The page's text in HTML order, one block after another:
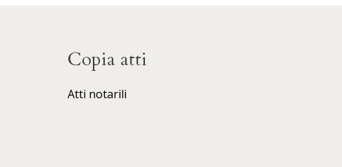
Copia atti
Atti notarili